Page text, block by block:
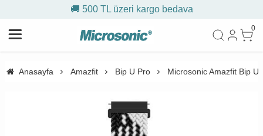
🚚 500 TL üzeri kargo bedava
0
Anasayfa Amazfit Bip U Pro Microsonic Amazfit Bip